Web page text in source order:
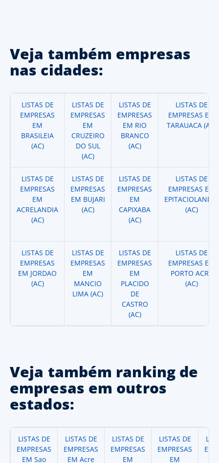
Veja também empresas
nas cidades:
LISTAS DE
EMPRESAS
EM
BRASILEIA
(AC)
LISTAS DE
EMPRESAS
EM
CRUZEIRO
DO SUL
(AC)
LISTAS DE
EMPRESAS
EM RIO
BRANCO
(AC)
LISTAS DE
EMPRESAS EM
TARAUACA (AC)
LISTAS DE
EMPRESAS
EM
ACRELANDIA
(AC)
LISTAS DE
EMPRESAS
EM BUJARI
(AC)
LISTAS DE
EMPRESAS
EM
CAPIXABA
(AC)
LISTAS DE
EMPRESAS EM
EPITACIOLANDIA
(AC)
LISTAS DE
EMPRESAS
EM JORDAO
(AC)
LISTAS DE
EMPRESAS
EM
MANCIO
LIMA (AC)
LISTAS DE
EMPRESAS
EM
PLACIDO
DE
CASTRO
(AC)
LISTAS DE
EMPRESAS EM
PORTO ACRE
(AC)
Veja também ranking de
empresas em outros
estados:
LISTAS DE
EMPRESAS
EM Sao
LISTAS DE
EMPRESAS
EM Acre
LISTAS DE
EMPRESAS
EM
LISTAS DE
EMPRESAS
EM